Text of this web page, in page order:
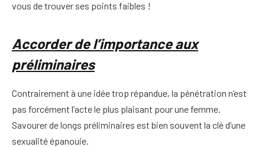
vous de trouver ses points faibles !
Accorder de l’importance aux
préliminaires
Contrairement à une idée trop répandue, la pénétration n’est
pas forcément l’acte le plus plaisant pour une femme.
Savourer de longs préliminaires est bien souvent la clé d’une
sexualité épanouie.